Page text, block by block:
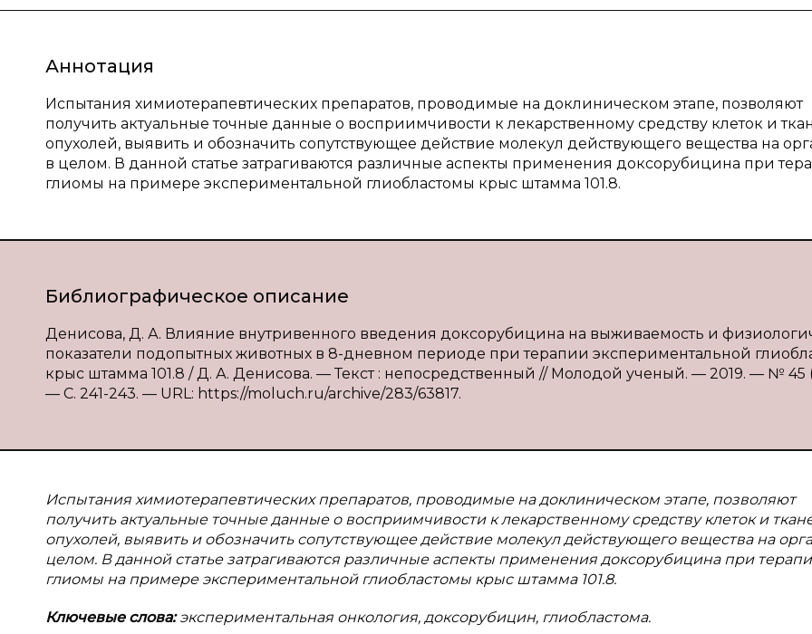
Аннотация
Испытания химиотерапевтических препаратов, проводимые на доклиническом этапе, позволяют
получить актуальные точные данные о восприимчивости к лекарственному средству клеток и
опухолей, выявить и обозначить сопутствующее действие молекул действующего вещества на
в целом. В данной статье затрагиваются различные аспекты применения доксорубицина при
глиомы на примере экспериментальной глиобластомы крыс штамма 101.8.
Библиографическое описание
Денисова, Д. А. Влияние внутривенного введения доксорубицина на выживаемость и
показатели подопытных животных в 8-дневном периоде при терапии экспериментальной
крыс штамма 101.8 / Д. А. Денисова. — Текст : непосредственный // Молодой ученый. — 2019. — № 45
— С. 241-243. — URL: https://moluch.ru/archive/283/63817.
Испытания химиотерапевтических препаратов, проводимые на доклиническом этапе, позволяют
получить актуальные точные данные о восприимчивости к лекарственному средству клеток и
опухолей, выявить и обозначить сопутствующее действие молекул действующего вещества на
целом. В данной статье затрагиваются различные аспекты применения доксорубицина при
глиомы на примере экспериментальной глиобластомы крыс штамма 101.8.
Ключевые слова:экспериментальная онкология, доксорубицин, глиобластома.